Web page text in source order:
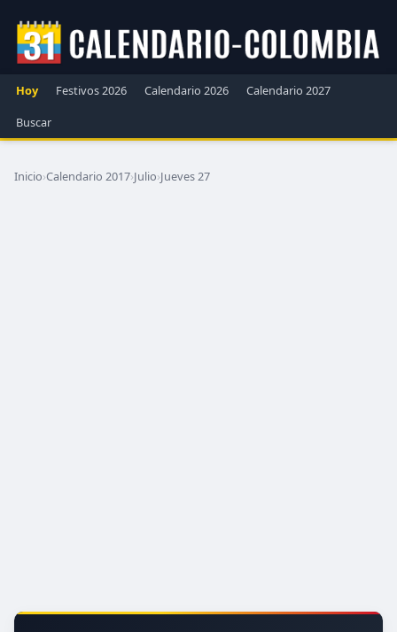
Hoy Festivos 2026 Calendario 2026
Calendario 2027
Buscar
Inicio›Calendario 2017›Julio›Jueves 27